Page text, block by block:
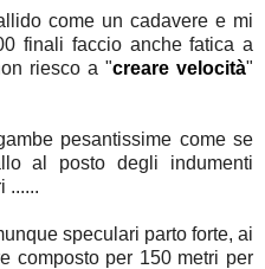
come un cadavere e mi
finali faccio anche fatica a
riesco a "creare velocità"
pesantissime come se
al posto degli indumenti
......
speculari parto forte, ai
composto per 150 metri per